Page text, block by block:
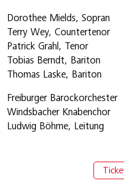
Dorothee Mields, Sopran
Terry Wey, Countertenor
Patrick Grahl, Tenor
Tobias Berndt, Bariton
Thomas Laske, Bariton
Freiburger Barockorchester
Windsbacher Knabenchor
Ludwig Böhme, Leitung